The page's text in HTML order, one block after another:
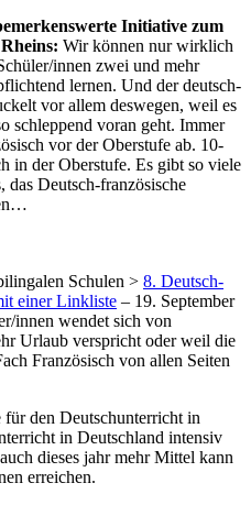
Initiative zum
Wir können nur wirklich
innen zwei und mehr
lernen. Und der deutsch-
vor allem deswegen, weil es
schleppend voran geht. Immer
vor der Oberstufe ab. 10-
in der Oberstufe. Es gibt so viele
Deutsch-französische
Schulen > 8. Deutsch-
einer Linkliste – 19. September
innen wendet sich von
Urlaub verspricht oder weil die
Französisch von allen Seiten
den Deutschunterricht in
in Deutschland intensiv
dieses jahr mehr Mittel kann
erreichen.